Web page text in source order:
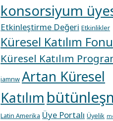
konsorsiyum
Etkinleştirme Değeri Etkinlikler
Küresel Katılım Fonu
Küresel Katılım
iamnw Artan Küresel
Katılım
Latin Amerika Üye Portalı Üyelik